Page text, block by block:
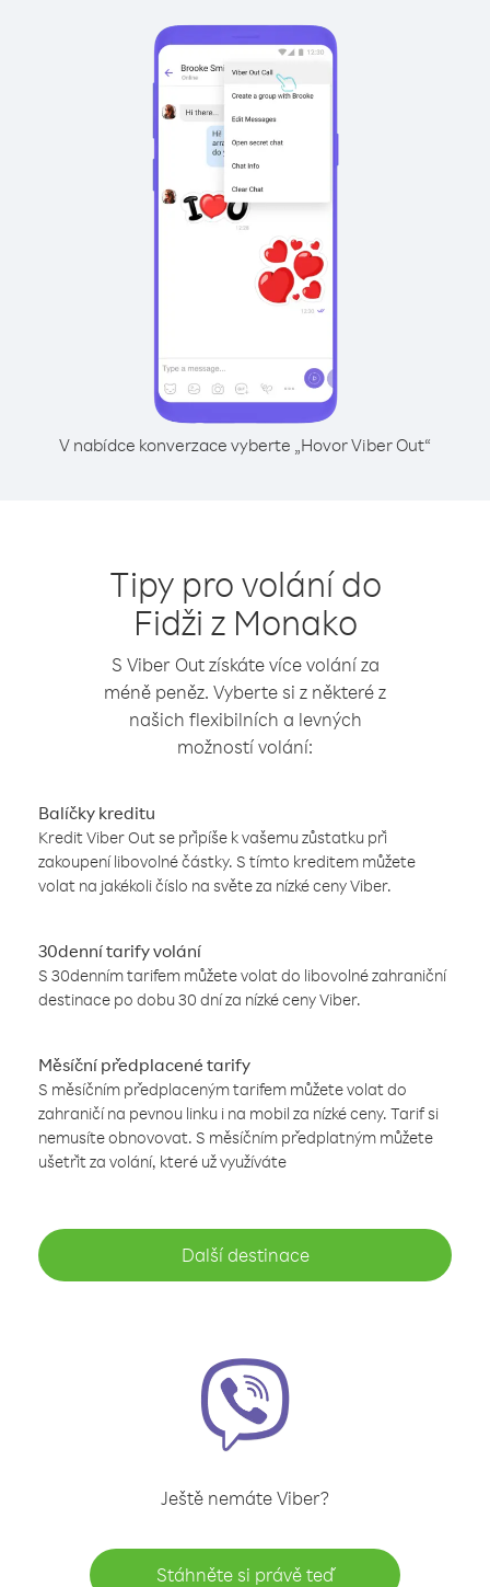
V nabídce konverzace vyberte „Hovor Viber Out“
Tipy pro volání do
Fidži z Monako
S Viber Out získáte více volání za
méně peněz. Vyberte si z některé z
našich flexibilních a levných
možností volání:
Balíčky kreditu
Kredit Viber Out se připíše k vašemu zůstatku při
zakoupení libovolné částky. S tímto kreditem můžete
volat na jakékoli číslo na světe za nízké ceny Viber.
30denní tarify volání
S 30denním tarifem můžete volat do libovolné zahraniční
destinace po dobu 30 dní za nízké ceny Viber.
Měsíční předplacené tarify
S měsíčním předplaceným tarifem můžete volat do
zahraničí na pevnou linku i na mobil za nízké ceny. Tarif si
nemusíte obnovovat. S měsíčním předplatným můžete
ušetřit za volání, které už využíváte
Další destinace
Ještě nemáte Viber?
Stáhněte si právě teď